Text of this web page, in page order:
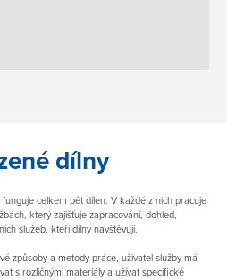
dílny
celkem pět dílen. V každé z nich pracuje
který zajišťuje zapracování, dohled,
služeb, kteří dílny navštěvují.
způsoby a metody práce, uživatel služby má
s rozličnými materiály a užívat specifické